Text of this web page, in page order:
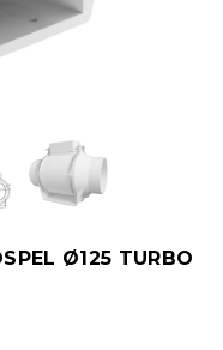
Ø125 TURBO